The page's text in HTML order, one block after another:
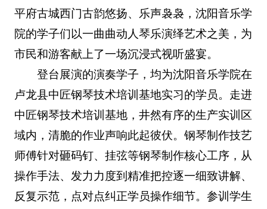
平府古城西门古韵悠扬、乐声袅袅，沈阳音乐学
院的学子们以一曲曲动人琴乐演绎艺术之美，为
市民和游客献上了一场沉浸式视听盛宴。
登台展演的演奏学子，均为沈阳音乐学院在
卢龙县中匠钢琴技术培训基地实习的学员。走进
中匠钢琴技术培训基地，井然有序的生产实训区
域内，清脆的作业声响此起彼伏。钢琴制作技艺
师傅针对砸码钉、挂弦等钢琴制作核心工序，从
操作手法、发力力度到精准把控逐一细致讲解、
反复示范，点对点纠正学员操作细节。参训学生